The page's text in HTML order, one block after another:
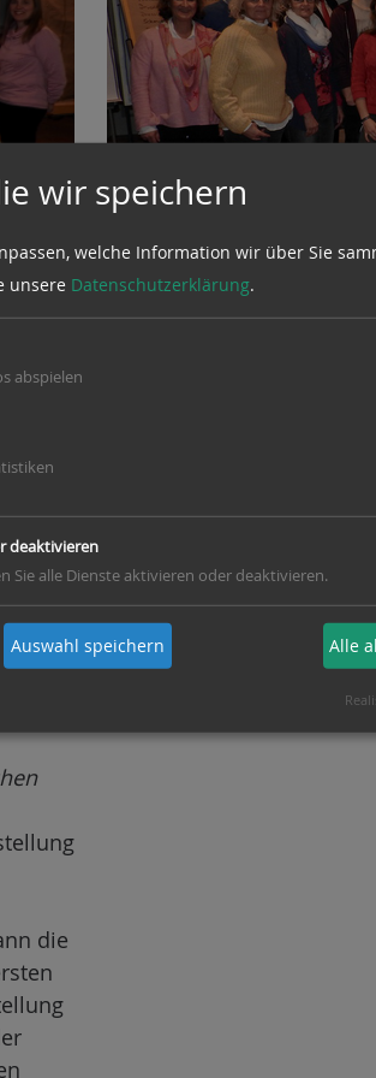
mit
und
was
die
wir speichern
welche Information wir über Sie
unsere Datenschutzerklärung.
abspielen
deaktivieren
Sie alle Dienste aktivieren oder deaktivieren.
Auswahl speichern Alle